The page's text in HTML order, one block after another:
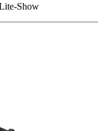
Show